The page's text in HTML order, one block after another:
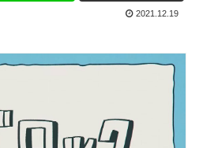
2021.12.19